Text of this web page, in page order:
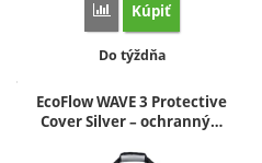
Porovnať
Kúpiť
Dostupnosť:
Do týždňa
EcoFlow WAVE 3 Protective
Cover Silver – ochranný…